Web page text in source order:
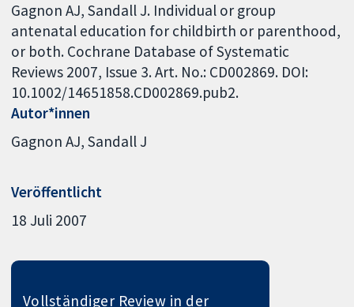
Gagnon AJ, Sandall J. Individual or group
antenatal education for childbirth or parenthood,
or both. Cochrane Database of Systematic
Reviews 2007, Issue 3. Art. No.: CD002869. DOI:
10.1002/14651858.CD002869.pub2.
Autor*innen
Gagnon AJ Sandall J
Veröffentlicht
18 Juli 2007
Vollständiger Review in der